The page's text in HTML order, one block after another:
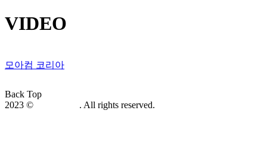
VIDEO
모아컴 코리아
Back Top
2023 ©
. All rights reserved.